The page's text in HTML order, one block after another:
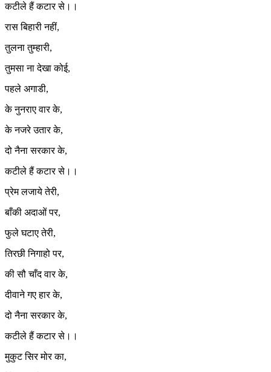
कटीले हैं कटार से।।
रास बिहारी नहीं,
तुलना तुम्हारी,
तुमसा ना देखा कोई,
पहले अगाडी,
के नुनराए वार के,
के नजरे उतार के,
दो नैना सरकार के,
कटीले हैं कटार से।।
प्रेम लजाये तेरी,
बाँकी अदाओं पर,
फुले घटाए तेरी,
तिरछी निगाहो पर,
की सौ चाँद वार के,
दीवाने गए हार के,
दो नैना सरकार के,
कटीले हैं कटार से।।
मुकुट सिर मोर का,